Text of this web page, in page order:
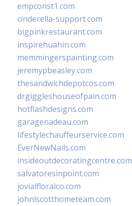
empconst1.com
cinderella-support.com
bigpinkrestaurant.com
inspirehuahin.com
memmingerspainting.com
jeremypbeasley.com
thesandwichdepotcos.com
drgiggleshouseofpain.com
hotflashdesigns.com
garagenadeau.com
lifestylechauffeurservice.com
EverNewNails.com
insideoutdecoratingcentre.com
salvatoresinpoint.com
jovialfloralco.com
johnlscotthometeam.com